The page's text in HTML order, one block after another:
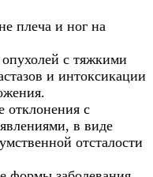
плеча и ног на
с тяжкими
и интоксикации
отклонения с
в виде
отсталости